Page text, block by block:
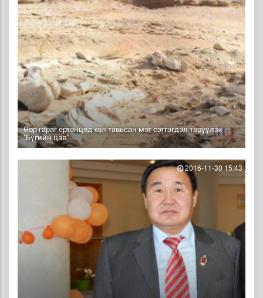
Өөр гараг ертөнцөд хөл тавьсан мэт сэтгэгдэл төрүүлэх
"Бүгийн цав"
2016-11-30 15:43